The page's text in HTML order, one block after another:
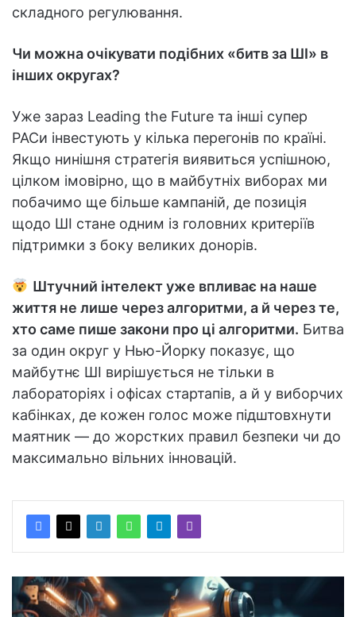
складного регулювання.
Чи можна очікувати подібних «битв за ШІ» в
інших округах?
Уже зараз Leading the Future та інші супер
PACи інвестують у кілька перегонів по країні.
Якщо нинішня стратегія виявиться успішною,
цілком імовірно, що в майбутніх виборах ми
побачимо ще більше кампаній, де позиція
щодо ШІ стане одним із головних критеріїв
підтримки з боку великих донорів.
Штучний інтелект уже впливає на наше
життя не лише через алгоритми, а й через те,
хто саме пише закони про ці алгоритми. Битва
за один округ у Нью-Йорку показує, що
майбутнє ШІ вирішується не тільки в
лабораторіях і офісах стартапів, а й у виборчих
кабінках, де кожен голос може підштовхнути
маятник — до жорстких правил безпеки чи до
максимально вільних інновацій.